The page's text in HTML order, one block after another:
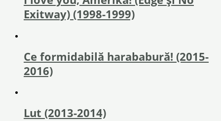
Exitway) (1998-1999)
Ce formidabilă harababură! (2015-
2016)
Lut (2013-2014)